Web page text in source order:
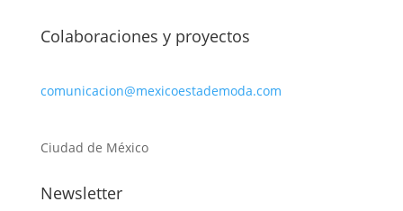
Colaboraciones y proyectos
comunicacion@mexicoestademoda.com
Ciudad de México
Newsletter